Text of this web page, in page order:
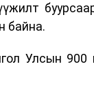
байна.
Улсын 900